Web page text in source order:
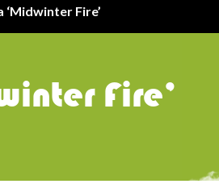
‘Midwinter Fire’
Fire’